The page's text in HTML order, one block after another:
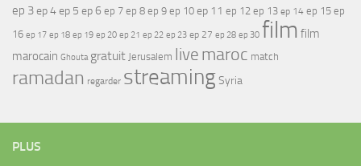
ep 3ep 4ep 5 ep 6 ep 7 ep 8 ep 9 ep 10 ep 11 ep 12 ep 13 ep 14 ep 15 ep
16 ep 17 ep 18 ep 19 ep 20 ep 21 ep 22 ep 23 ep 27 ep 28 ep 30 film film
marocain Ghouta gratuit Jerusalem live maroc match
ramadan regarder streamingSyria
PLUS